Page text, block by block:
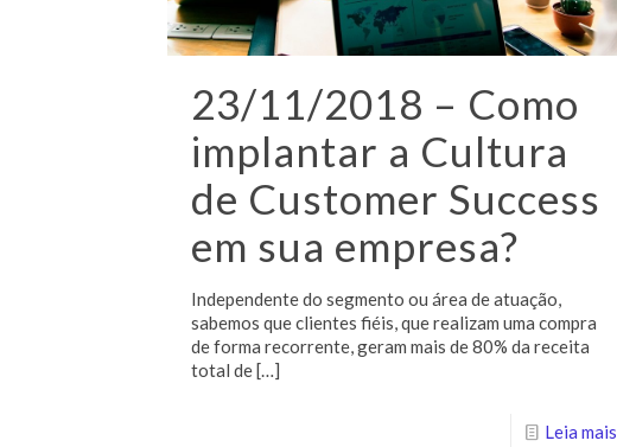
23/11/2018 – Como
implantar a Cultura
de Customer Success
em sua empresa?
Independente do segmento ou área de atuação,
sabemos que clientes fiéis, que realizam uma compra
de forma recorrente, geram mais de 80% da receita
total de[…]
Leia mais